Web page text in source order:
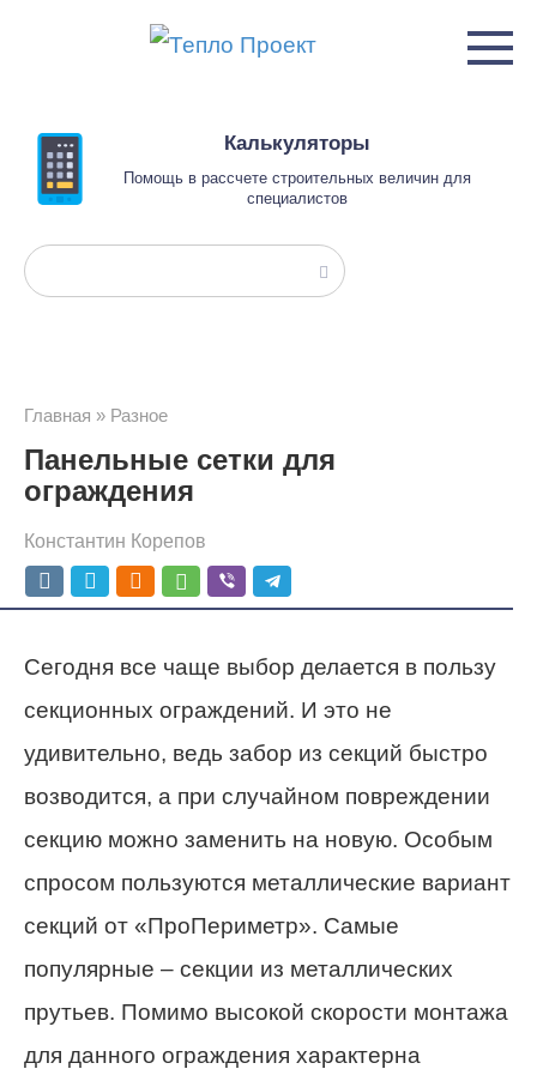
Калькуляторы
Помощь в рассчете строительных величин для
специалистов
Поиск:
Главная » Разное
Панельные сетки для
ограждения
Константин Корепов
Сегодня все чаще выбор делается в пользу
секционных ограждений. И это не
удивительно, ведь забор из секций быстро
возводится, а при случайном повреждении
секцию можно заменить на новую. Особым
спросом пользуются металлические вариант
секций от «ПроПериметр». Самые
популярные – секции из металлических
прутьев. Помимо высокой скорости монтажа
для данного ограждения характерна